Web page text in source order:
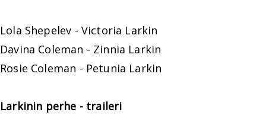
Lola Shepelev - Victoria Larkin
Davina Coleman - Zinnia Larkin
Rosie Coleman - Petunia Larkin
Larkinin perhe - traileri